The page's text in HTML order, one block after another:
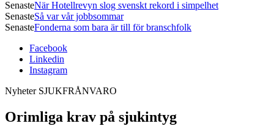
SenasteNär Hotellrevyn slog svenskt rekord i simpelhet
SenasteSå var vår jobbsommar
SenasteFonderna som bara är till för branschfolk
Facebook
Linkedin
Instagram
Nyheter SJUKFRÅNVARO
Orimliga krav på sjukintyg